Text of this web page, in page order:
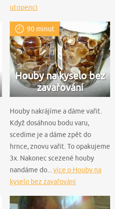
utopenci
90 minut
Houby na kyselo bez
zavařování
Houby nakrájíme a dáme vařit.
Když dosáhnou bodu varu,
scedíme je a dáme zpět do
hrnce, znovu vařit. To opakujeme
3x. Nakonec scezené houby
nandáme do... více o Houby na
kyselo bez zavařování